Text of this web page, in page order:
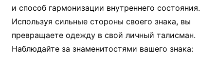
и способ гармонизации внутреннего состояния.
Используя сильные стороны своего знака, вы
превращаете одежду в свой личный талисман.
Наблюдайте за знаменитостями вашего знака: